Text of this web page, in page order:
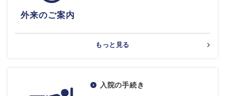
外来のご案内
もっと見る
入院の手続き